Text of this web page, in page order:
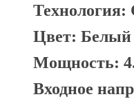
Технология:
Цвет: Белый
Мощность:
Входное